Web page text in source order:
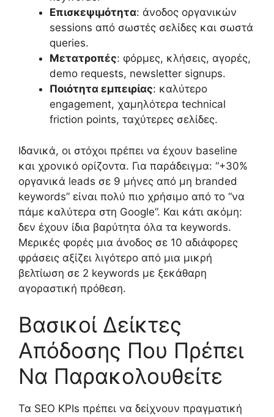
Επισκεψιμότητα: άνοδος οργανικών
sessions από σωστές σελίδες και σωστά
queries.
Μετατροπές: φόρμες, κλήσεις, αγορές,
demo requests, newsletter signups.
Ποιότητα εμπειρίας: καλύτερο
engagement, χαμηλότερα technical
friction points, ταχύτερες σελίδες.
Ιδανικά, οι στόχοι πρέπει να έχουν baseline
και χρονικό ορίζοντα. Για παράδειγμα: “+30%
οργανικά leads σε 9 μήνες από μη branded
keywords” είναι πολύ πιο χρήσιμο από το “να
πάμε καλύτερα στη Google”. Και κάτι ακόμη:
δεν έχουν ίδια βαρύτητα όλα τα keywords.
Μερικές φορές μια άνοδος σε 10 αδιάφορες
φράσεις αξίζει λιγότερο από μια μικρή
βελτίωση σε 2 keywords με ξεκάθαρη
αγοραστική πρόθεση.
Βασικοί Δείκτες
Απόδοσης Που Πρέπει
Να Παρακολουθείτε
Τα SEO KPIs πρέπει να δείχνουν πραγματική